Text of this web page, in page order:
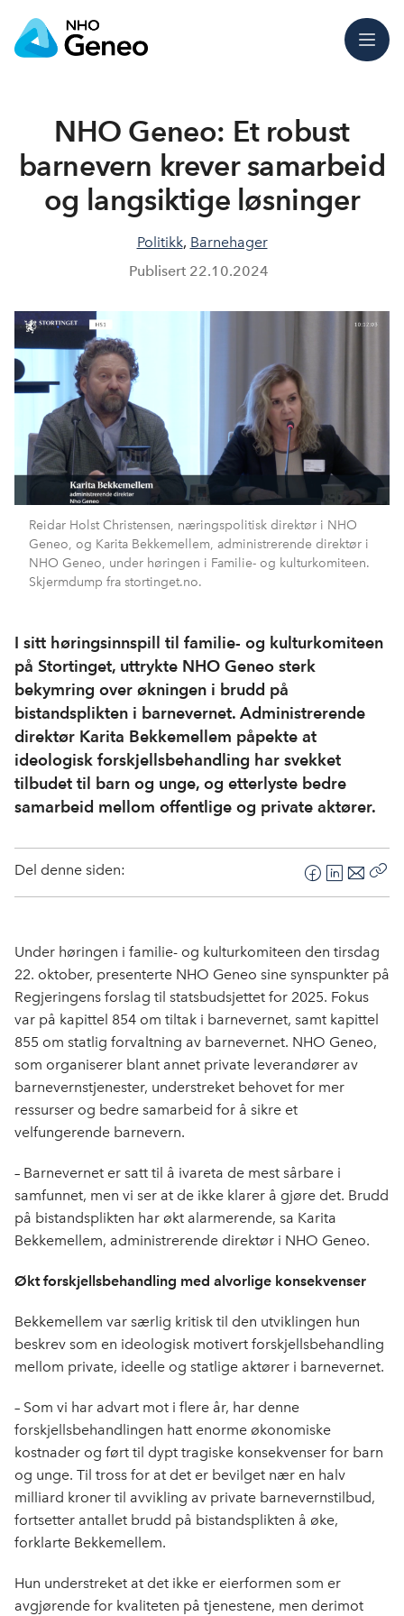
Meny
NHO Geneo: Et robust
barnevern krever samarbeid
og langsiktige løsninger
Politikk, Barnehager
Publisert 22.10.2024
Reidar Holst Christensen, næringspolitisk direktør i NHO
Geneo, og Karita Bekkemellem, administrerende direktør i
NHO Geneo, under høringen i Familie- og kulturkomiteen.
Skjermdump fra stortinget.no.
I sitt høringsinnspill til familie- og kulturkomiteen
på Stortinget, uttrykte NHO Geneo sterk
bekymring over økningen i brudd på
bistandsplikten i barnevernet. Administrerende
direktør Karita Bekkemellem påpekte at
ideologisk forskjellsbehandling har svekket
tilbudet til barn og unge, og etterlyste bedre
samarbeid mellom offentlige og private aktører.
Del denne siden:
F
a
e
b
o
k
L
i
k
e
d
I
E
-
o
s
t
Under høringen i familie- og kulturkomiteen den tirsdag
22. oktober, presenterte NHO Geneo sine synspunkter på
Regjeringens forslag til statsbudsjettet for 2025. Fokus
var på kapittel 854 om tiltak i barnevernet, samt kapittel
855 om statlig forvaltning av barnevernet. NHO Geneo,
som organiserer blant annet private leverandører av
barnevernstjenester, understreket behovet for mer
ressurser og bedre samarbeid for å sikre et
velfungerende barnevern.
– Barnevernet er satt til å ivareta de mest sårbare i
samfunnet, men vi ser at de ikke klarer å gjøre det. Brudd
på bistandsplikten har økt alarmerende, sa Karita
Bekkemellem, administrerende direktør i NHO Geneo.
Økt forskjellsbehandling med alvorlige konsekvenser
Bekkemellem var særlig kritisk til den utviklingen hun
beskrev som en ideologisk motivert forskjellsbehandling
mellom private, ideelle og statlige aktører i barnevernet.
– Som vi har advart mot i flere år, har denne
forskjellsbehandlingen hatt enorme økonomiske
kostnader og ført til dypt tragiske konsekvenser for barn
og unge. Til tross for at det er bevilget nær en halv
milliard kroner til avvikling av private barnevernstilbud,
fortsetter antallet brudd på bistandsplikten å øke,
forklarte Bekkemellem.
Hun understreket at det ikke er eierformen som er
avgjørende for kvaliteten på tjenestene, men derimot